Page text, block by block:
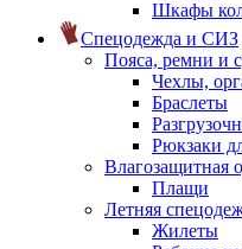
Шкафы
Спецодежда и СИЗ
Пояса, ремни и
Чехлы,
Браслеты
Рюкзаки
Влагозащитная
Плащи
Летняя
Жилеты